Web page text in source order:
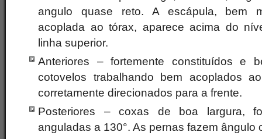
angulo quase reto. A escápula, bem
acoplada ao tórax, aparece acima do
linha superior.
Anteriores – fortemente constituídos e
cotovelos trabalhando bem acoplados
corretamente direcionados para a frente.
Posteriores – coxas de boa largura,
anguladas a 130°. As pernas fazem ângulo